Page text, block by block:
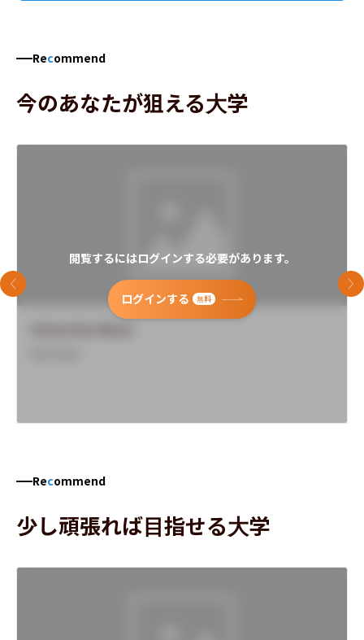
Recommend
今のあなたが狙える大学
閲覧するにはログインする必要があります。
ログインする 無料
前のスライド 次
Recommend
少し頑張れば目指せる大学